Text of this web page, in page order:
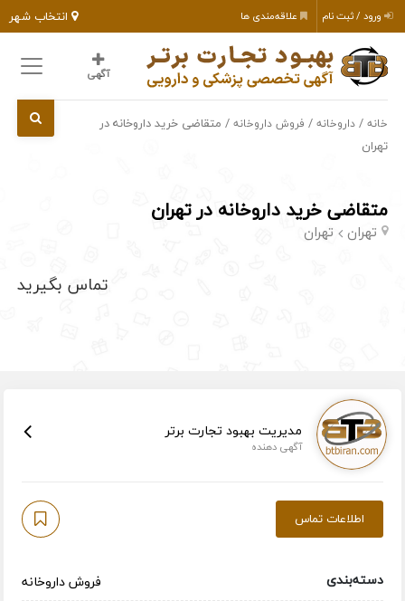
انتخاب شهر ورود / ثبت نام علاقه‌مندی ها
آگهی
خانه /داروخانه / فروش داروخانه / متقاضی خرید داروخانه در
تهران
متقاضی خرید داروخانه در تهران
تهران تهران
تماس بگیرید
مدیریت بهبود تجارت برتر
آگهی دهنده
اطلاعات تماس
دسته‌بندی
فروش داروخانه